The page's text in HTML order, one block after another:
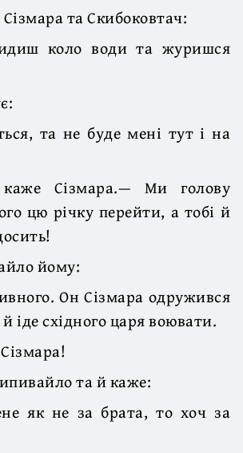
та Скибоковтач:
коло води та журишся
та не буде мені тут і на
Сізмара.— Ми голову
цю річку перейти, а тобі й
йому:
Он Сізмара одружився
іде східного царя воювати.
та й каже:
як не за брата, то хоч за